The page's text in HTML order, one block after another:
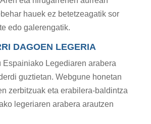
hauek ez betetzeagatik sor
edo galerengatik.
DAGOEN LEGERIA
Espainiako Legediaren arabera
guztietan. Webgune honetan
zerbitzuak eta erabilera-baldintza
legeriaren arabera arautzen